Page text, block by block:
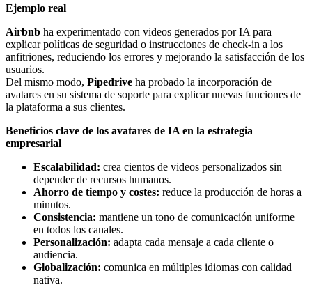
Ejemplo real
Airbnb ha experimentado con videos generados por IA para
explicar políticas de seguridad o instrucciones de check-in a los
anfitriones, reduciendo los errores y mejorando la satisfacción de los
usuarios.
Del mismo modo, Pipedrive ha probado la incorporación de
avatares en su sistema de soporte para explicar nuevas funciones de
la plataforma a sus clientes.
Beneficios clave de los avatares de IA en la estrategia
empresarial
Escalabilidad: crea cientos de videos personalizados sin
depender de recursos humanos.
Ahorro de tiempo y costes: reduce la producción de horas a
minutos.
Consistencia: mantiene un tono de comunicación uniforme
en todos los canales.
Personalización: adapta cada mensaje a cada cliente o
audiencia.
Globalización: comunica en múltiples idiomas con calidad
nativa.